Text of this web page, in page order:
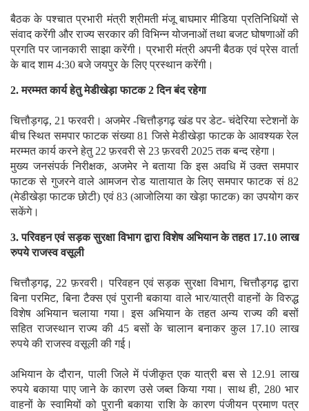
बैठक के पश्चात प्रभारी मंत्री श्रीमती मंजू बाघमार मीडिया प्रतिनिधियों से
संवाद करेंगी और राज्य सरकार की विभिन्न योजनाओं तथा बजट घोषणाओं की
प्रगति पर जानकारी साझा करेंगी। प्रभारी मंत्री अपनी बैठक एवं प्रेस वार्ता
के बाद शाम 4:30 बजे जयपुर के लिए प्रस्थान करेंगी।
2. मरम्मत कार्य हेतु मेडीखेड़ा फाटक 2 दिन बंद रहेगा
चित्तौड़गढ़, 21 फरवरी। अजमेर -चित्तौड़गढ़ खंड पर डेट- चंदेरिया स्टेशनों के
बीच स्थित समपार फाटक संख्या 81 जिसे मेडीखेड़ा फाटक के आवश्यक रेल
मरम्मत कार्य करने हेतु 22 फ़रवरी से 23 फ़रवरी 2025 तक बन्द रहेगा।
मुख्य जनसंपर्क निरीक्षक, अजमेर ने बताया कि इस अवधि में उक्त समपार
फाटक से गुजरने वाले आमजन रोड यातायात के लिए समपार फाटक सं 82
(मेडीखेड़ा फाटक छोटी) एवं 83 (आजोलिया का खेड़ा फाटक) का उपयोग कर
सकेंगे।
3. परिवहन एवं सड़क सुरक्षा विभाग द्वारा विशेष अभियान के तहत 17.10 लाख
रुपये राजस्व वसूली
चित्तौड़गढ़, 22 फ़रवरी। परिवहन एवं सड़क सुरक्षा विभाग, चित्तौड़गढ़ द्वारा
बिना परमिट, बिना टैक्स एवं पुरानी बकाया वाले भार/यात्री वाहनों के विरुद्ध
विशेष अभियान चलाया गया। इस अभियान के तहत अन्य राज्य की बसों
सहित राजस्थान राज्य की 45 बसों के चालान बनाकर कुल 17.10 लाख
रुपये की राजस्व वसूली की गई।
अभियान के दौरान, पाली जिले में पंजीकृत एक यात्री बस से 12.91 लाख
रुपये बकाया पाए जाने के कारण उसे जब्त किया गया। साथ ही, 280 भार
वाहनों के स्वामियों को पुरानी बकाया राशि के कारण पंजीयन प्रमाण पत्र